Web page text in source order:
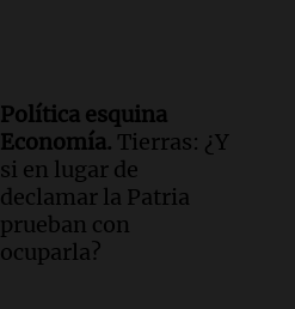
Política esquina
Economía. Tierras: ¿Y
si en lugar de
declamar la Patria
prueban con
ocuparla?